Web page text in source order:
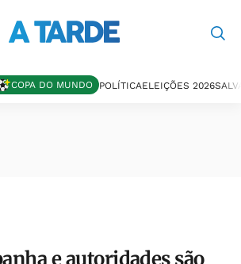
COPA DO MUNDO POLÍTICAELEIÇÕES 2026
e autoridades são